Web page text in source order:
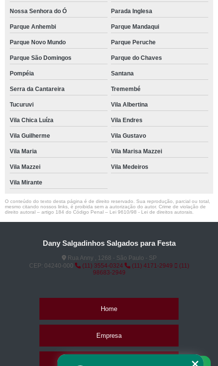
Nossa Senhora do Ó Parada Inglesa
Parque Anhembi Parque Mandaqui
Parque Novo Mundo Parque Peruche
Parque São Domingos Parque do Chaves
Pompéia Santana
Serra da Cantareira Tremembé
Tucuruvi Vila Albertina
Vila Chica Luíza Vila Endres
Vila Guilherme Vila Gustavo
Vila Maria Vila Marisa Mazzei
Vila Mazzei Vila Medeiros
Vila Mirante
O conteúdo do texto desta página é de direito reservado. Sua reprodução, parcial ou total,
mesmo citando nossos links, é proibida sem a autorização do autor. Crime de violação de
direito autoral – artigo 184 do Código Penal – Lei 9610/98 - Lei de direitos autorais
Dany Salgadinhos Salgados para Festa
Rua Anny , 1268 - São Paulo - SP
CEP: 04240-000
(11) 3554-0324 (11) 4171-2949
(11)
98683-2949
Home
Empresa